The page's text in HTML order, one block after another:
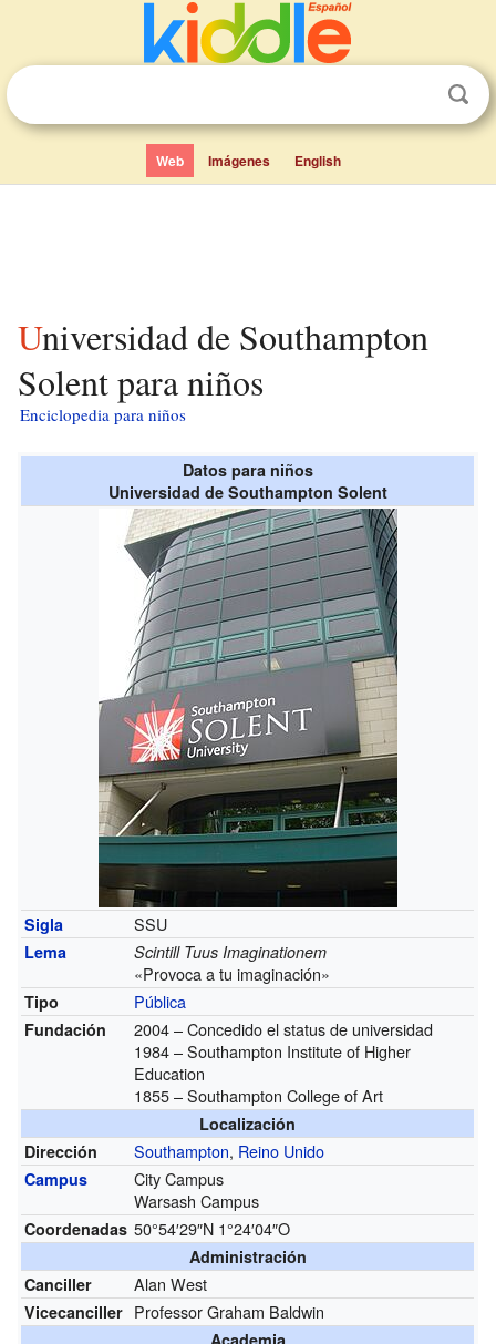
Web Imágenes English
Universidad de Southampton
Solent para niños
Enciclopedia para niños
Datos para niños
Universidad de Southampton Solent
Sigla SSU
Lema Scintill Tuus Imaginationem
«Provoca a tu imaginación»
Tipo Pública
Fundación
2004 – Concedido el status de universidad
1984 – Southampton Institute of Higher
Education
1855 – Southampton College of Art
Localización
Dirección
Southampton, Reino Unido
Campus
City Campus
Warsash Campus
Coordenadas 50°54′29″N 1°24′04″O
Administración
Canciller
Alan West
Vicecanciller Professor Graham Baldwin
Academia